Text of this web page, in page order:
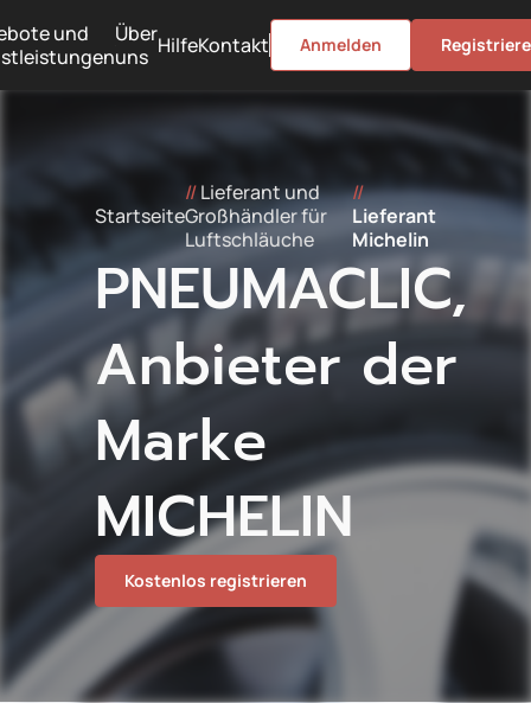
und
Über
uns HilfeKontakt Anmelden
Startseite
//Lieferant und
Großhändler für
Luftschläuche
//
Lieferant
Michelin
PNEUMACLIC,
Anbieter der
Marke
MICHELIN
Kostenlos registrieren